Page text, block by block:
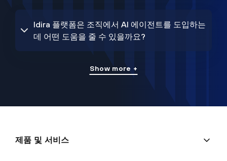
Idira 플랫폼은 조직에서 AI 에이전트를 도입하는
데 어떤 도움을 줄 수 있을까요?
Show more +
제품 및 서비스